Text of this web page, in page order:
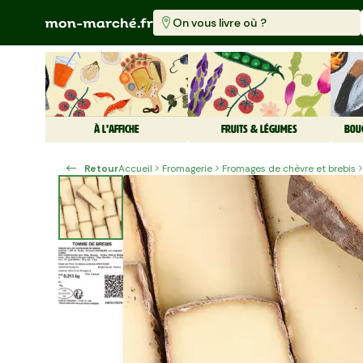
On vous livre où ?
À L'AFFICHE FRUITS & LÉGUMES
RetourAccueil Fromagerie Fromages de chèvre et brebis